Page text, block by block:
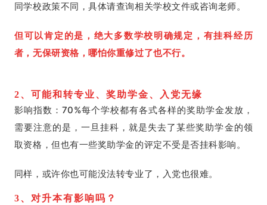
同学校政策不同，具体请查询相关学校文件或咨询老师。
但可以肯定的是，绝大多数学校明确规定，有挂科经历
者，无保研资格，哪怕你重修过了也不行。
2、可能和转专业、奖助学金、入党无缘
影响指数：70%每个学校都有各式各样的奖助学金发放，
需要注意的是，一旦挂科，就是失去了某些奖助学金的领
取资格，但也有一些奖助学金的评定不受是否挂科影响。
同样，或许你也可能没法转专业了，入党也很难。
3、对升本有影响吗？